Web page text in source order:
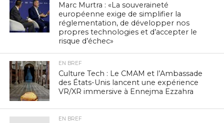
Marc Murtra : «La souveraineté
européenne exige de simplifier la
réglementation, de développer nos
propres technologies et d’accepter le
risque d’échec»
EN BREF
Culture Tech : Le CMAM et l’Ambassade
des États-Unis lancent une expérience
VR/XR immersive à Ennejma Ezzahra
EN BREF